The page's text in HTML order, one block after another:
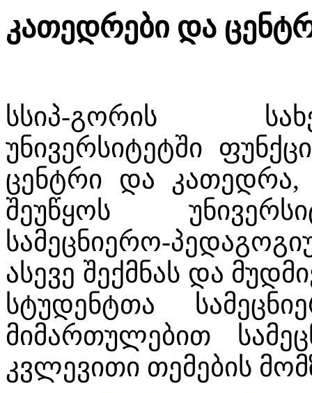
კათედრები და
სსიპ-გორის
უნივერსიტეტში
ცენტრი და
შეუწყოს
სამეცნიერო-
ასევე შექმნას და
სტუდენტთა
მიმართულებით
კვლევითი თემების